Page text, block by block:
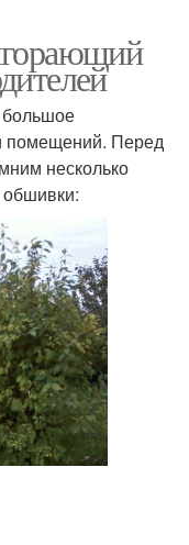
большое
помещений. Перед
несколько